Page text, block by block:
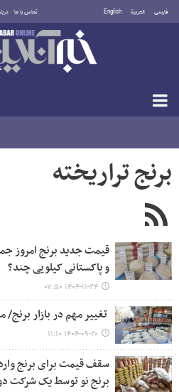
فارسی العربية English تماس با ما
جمعه ۱۶ مرداد ۱۴۰۵
برنج تراریخته
و پاکستانی کیلویی چند؟
۱۴۰۴-۱۱-۲۴ ۰۷:۵۰
تغییر مهم در بازار برنج/
۱۴۰۴-۰۹-۲۰ ۱۱:۱۰
سقف قیمت برای برنج
برنج نو توسط یک شرکت